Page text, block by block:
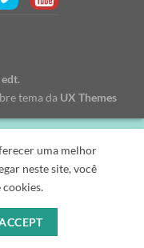
edt.
tema da UX Themes
uma melhor
neste site, você
cookies.